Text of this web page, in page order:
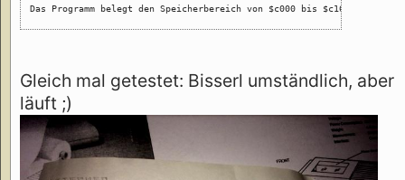
Das Programm belegt den Speicherbereich von $c000 bis $c16c.
Gleich mal getestet: Bisserl umständlich, aber
läuft ;)